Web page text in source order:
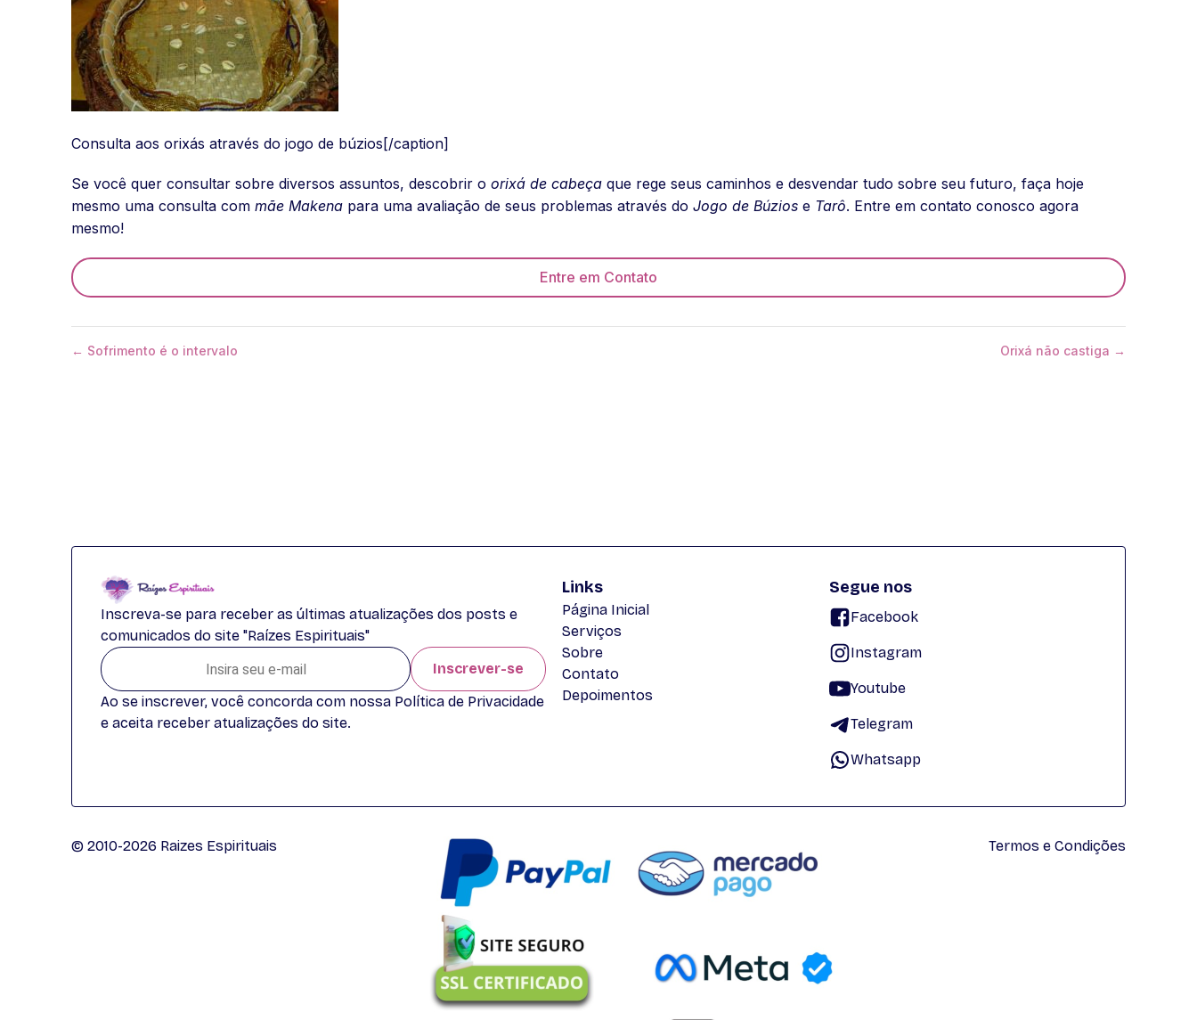
Consulta aos orixás através do jogo de búzios[/caption]
Se você quer consultar sobre diversos assuntos, descobrir o orixá de cabeça que rege seus caminhos e desvendar tudo sobre seu futuro, faça hoje
mesmo uma consulta com mãe Makena para uma avaliação de seus problemas através do Jogo de Búzios e Tarô. Entre em contato conosco agora
mesmo!
Entre em Contato
← Sofrimento é o intervalo Orixá não castiga →
Inscreva-se para receber as últimas atualizações dos posts e
comunicados do site "Raízes Espirituais"
Inscrever-se
Ao se inscrever, você concorda com nossa Política de Privacidade
e aceita receber atualizações do site.
Links
Página Inicial
Serviços
Sobre
Contato
Depoimentos
Segue nos
Facebook
Instagram
Youtube
Telegram
Whatsapp
© 2010-2026 Raizes Espirituais Termos e Condições